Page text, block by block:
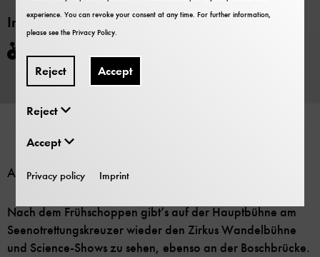
Information
Am Sonntag, 10. Juli, geht’s ab 10 Uhr weiter:
Nach dem Frühschoppen gibt’s auf der Hauptbühne am
Seenotrettungskreuzer wieder den Zirkus Wandelbühne
und Science-Shows zu sehen, ebenso an der Boschbrücke.
experience. You can revoke your consent at any time. For further information,
please see thePrivacy Policy.
Reject Accept
Reject
Accept
Privacy policy Imprint